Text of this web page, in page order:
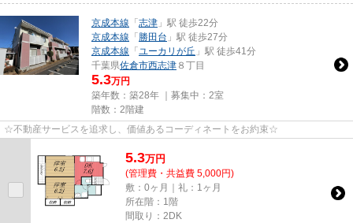
京成本線 「 志津 」駅 徒歩22分
京成本線 「 勝田台 」駅 徒歩27分
京成本線 「 ユーカリが丘 」駅 徒歩41分
千葉県佐倉市西志津 ８丁目
5.3万円
築年数：築28年 ｜募集中： 2室
階数：2階建
☆不動産サービスを追求し、価値あるコーディネートをお約束☆
5.3万円
(管理費・共益費 5,000円)
敷：0ヶ月｜礼：1ヶ月
所在階：1階
間取り：2DK